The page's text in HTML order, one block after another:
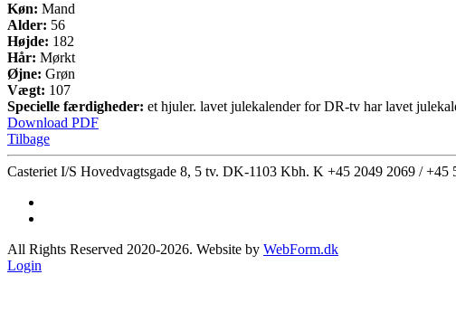
Køn: Mand
Alder: 56
Højde: 182
Hår: Mørkt
Øjne: Grøn
Vægt: 107
Specielle færdigheder: et hjuler. lavet julekalender for DR-tv har lavet
Download PDF
Tilbage
Casteriet I/S Hovedvagtsgade 8, 5 tv. DK-1103 Kbh. K +45 2049 2069 / +45
All Rights Reserved 2020-2026. Website by WebForm.dk
Login